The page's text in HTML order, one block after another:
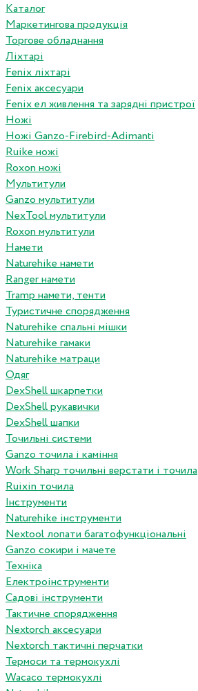
Каталог
Маркетингова продукція
Торгове обладнання
Ліхтарі
Fenix ліхтарі
Fenix аксесуари
Fenix ел живлення та зарядні пристрої
Ножі
Ножі Ganzo-Firebird-Adimanti
Ruike ножі
Roxon ножi
Мультитули
Ganzo мультитули
NexTool мультитули
Roxon мультитули
Намети
Naturehike намети
Ranger намети
Tramp намети, тенти
Туристичне спорядження
Naturehike спальні мішки
Naturehike гамаки
Naturehike матраци
Одяг
DexShell шкарпетки
DexShell рукавички
DexShell шапки
Точильні системи
Ganzo точила і каміння
Work Sharp точильні верстати і точила
Ruixin точила
Інструменти
Naturehike інструменти
Nextool лопати багатофункціональні
Ganzo сокири і мачете
Техніка
Електроінструменти
Садові інструменти
Тактичне спорядження
Nextorch аксесуари
Nextorch тактичні перчатки
Термоси та термокухлі
Wacaco термокухлі